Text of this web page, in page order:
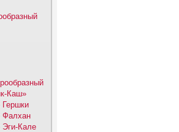
Каш»
Гершки
Фалхан
Эги-Кале